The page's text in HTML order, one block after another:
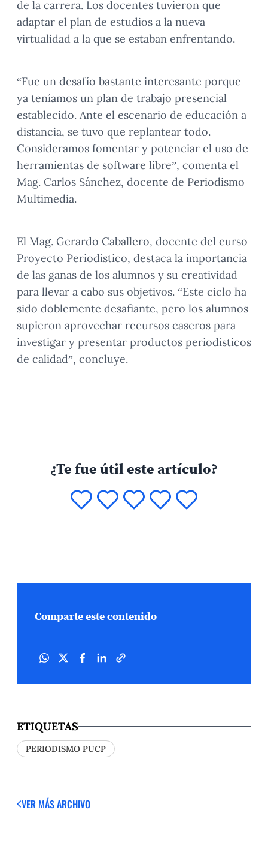
de la carrera. Los docentes tuvieron que
adaptar el plan de estudios a la nueva
virtualidad a la que se estaban enfrentando.
“Fue un desafío bastante interesante porque
ya teníamos un plan de trabajo presencial
establecido. Ante el escenario de educación a
distancia, se tuvo que replantear todo.
Consideramos fomentar y potenciar el uso de
herramientas de software libre”, comenta el
Mag. Carlos Sánchez, docente de Periodismo
Multimedia.
El Mag. Gerardo Caballero, docente del curso
Proyecto Periodístico, destaca la importancia
de las ganas de los alumnos y su creatividad
para llevar a cabo sus objetivos. “Este ciclo ha
sido doblemente desafiante, pero los alumnos
supieron aprovechar recursos caseros para
investigar y presentar productos periodísticos
de calidad”, concluye.
¿Te fue útil este artículo?
Comparte este contenido
ETIQUETAS
PERIODISMO PUCP
VER MÁSARCHIVO